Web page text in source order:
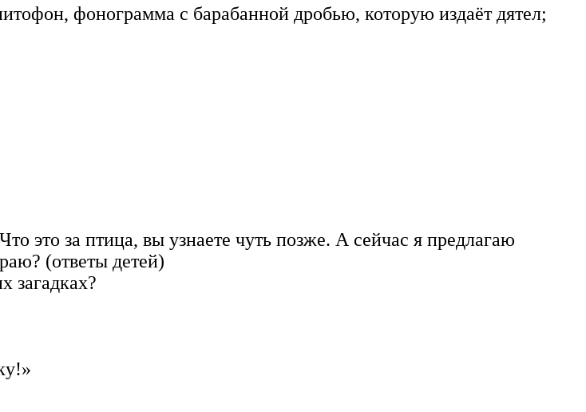
фонограмма с барабанной дробью, которую издаёт дятел;
это за птица, вы узнаете чуть позже. А сейчас я предлагаю
(ответы детей)
загадках?